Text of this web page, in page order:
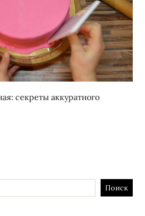
секреты аккуратного
Поиск